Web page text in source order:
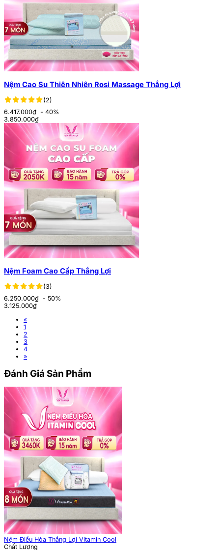
Nệm Cao Su Thiên Nhiên Rosi Massage Thắng Lợi
(2)
6.417.000₫ - 40%
3.850.000₫
Nệm Foam Cao Cấp Thắng Lợi
(3)
6.250.000₫ - 50%
3.125.000₫
«
1
2
3
4
»
Đánh Giá Sản Phẩm
Nệm Điều Hòa Thắng Lợi Vitamin Cool
Chất Lượng